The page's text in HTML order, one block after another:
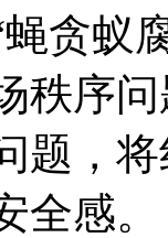
贪蚁
秩序
题，
全感。